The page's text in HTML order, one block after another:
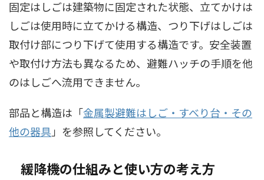
固定はしごは建築物に固定された状態、立てかけは
しごは使用時に立てかける構造、つり下げはしごは
取付け部につり下げて使用する構造です。安全装置
や取付け方法も異なるため、避難ハッチの手順を他
のはしごへ流用できません。
部品と構造は「金属製避難はしご・すべり台・その
他の器具 」を参照してください。
緩降機の仕組みと使い方の考え方